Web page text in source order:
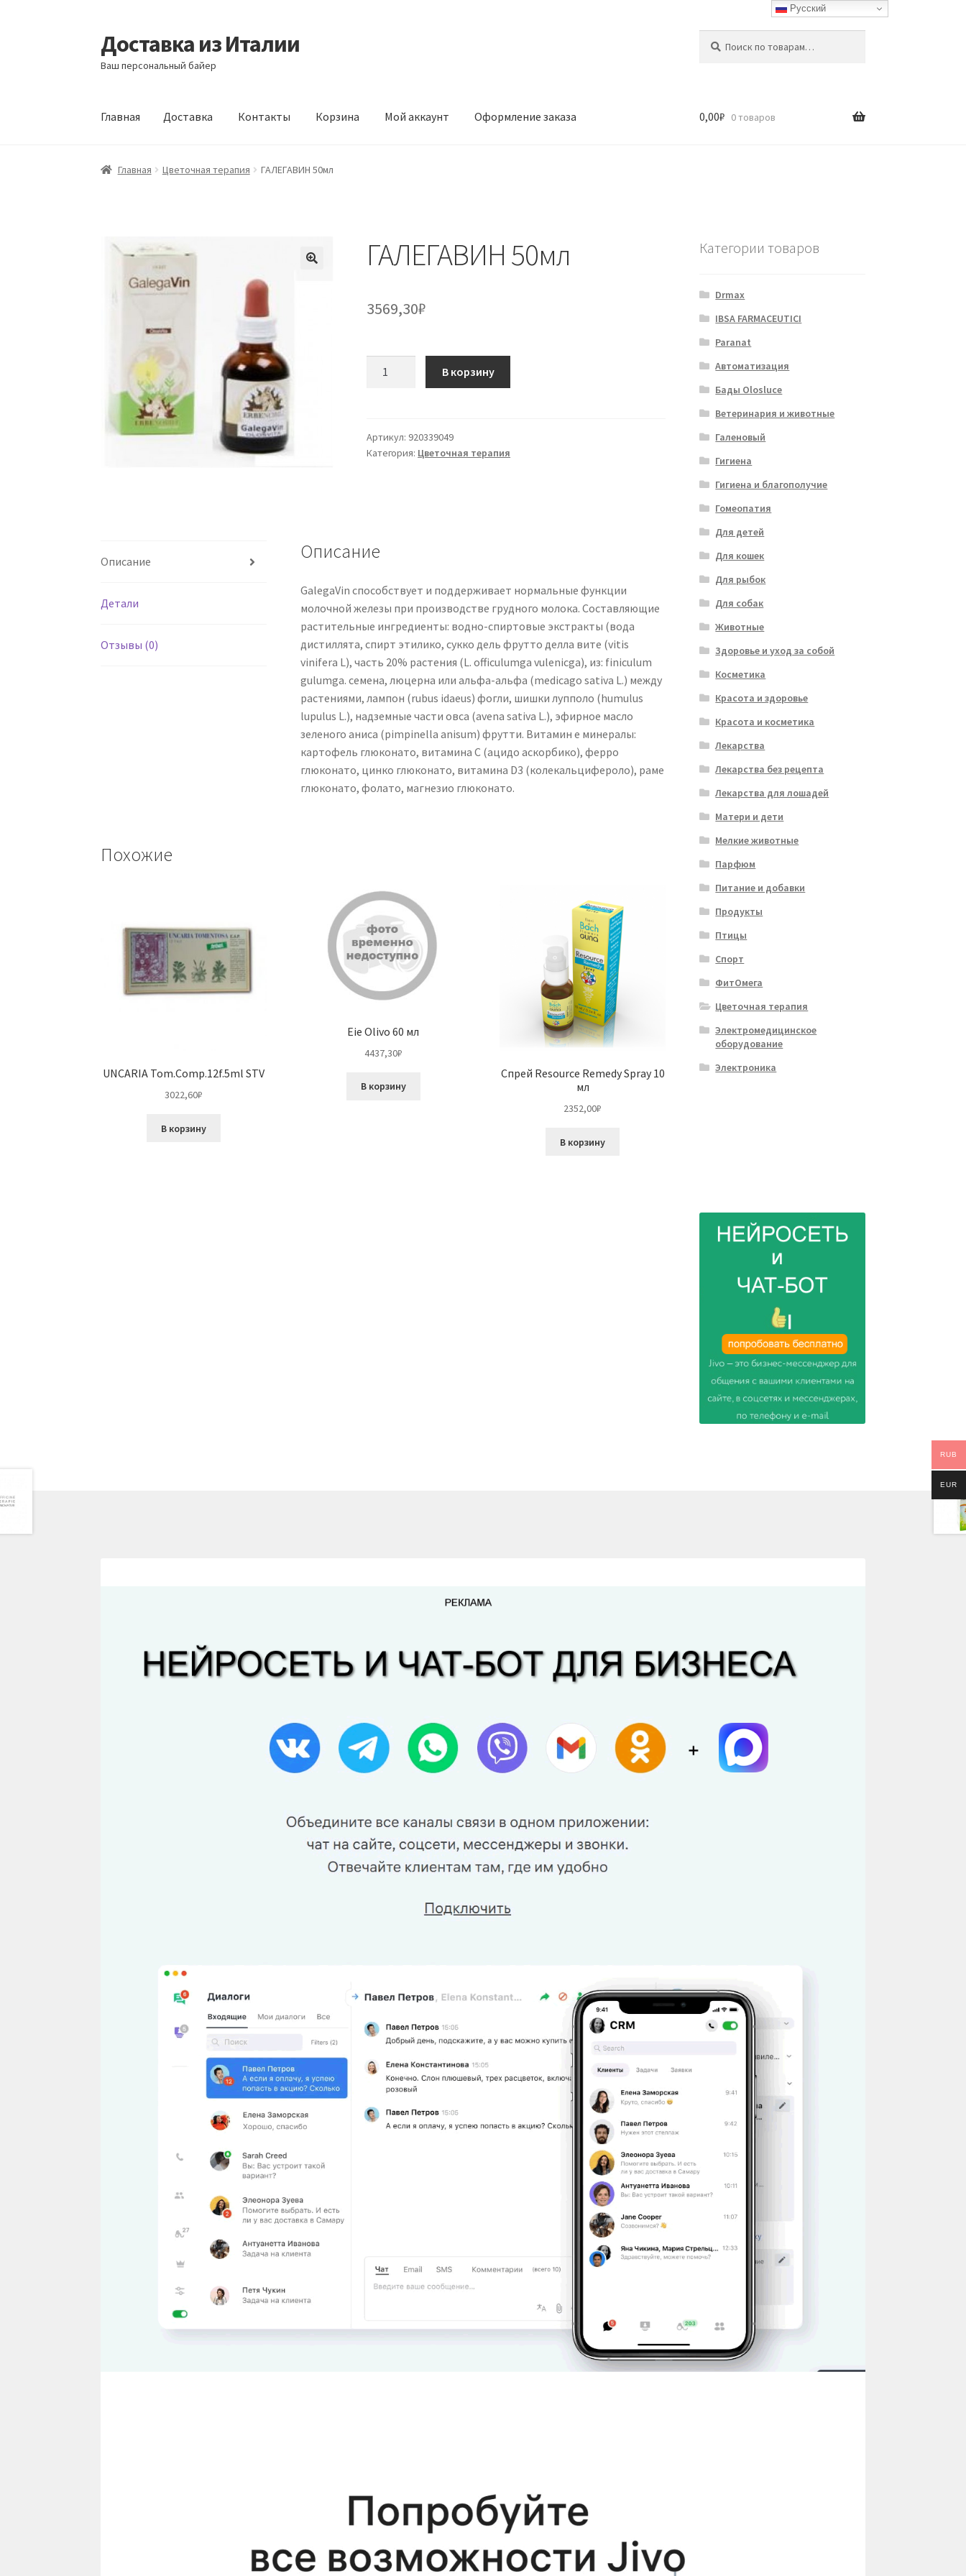
Перейти
к
навигации
Перейти
к
содержимому
Доставка из Италии
Ваш персональный байер
Главная Доставка Контакты Корзина Мой аккаунт Оформление заказа
Главная Доставка КорзинаМой аккаунт
0,00₽ 0 товаров
Главная Цветочная терапия ГАЛЕГАВИН 50мл
ГАЛЕГАВИН 50мл
3569,30₽
В корзину
Артикул: 920339049
Категория: Цветочная терапия
Описание
Детали
Отзывы (0)
Описание
GalegaVin способствует и поддерживает нормальные функции
молочной железы при производстве грудного молока. Составляющие
растительные ингредиенты: водно-спиртовые экстракты (вода
дистиллята, спирт этилико, сукко дель фрутто делла вите (vitis
vinifera L), часть 20% растения (L. officulumga vulenicga), из: finiculum
gulumga. семена, люцерна или альфа-альфа (medicago sativa L.) между
растениями, лампон (rubus idaeus) фогли, шишки лупполо (humulus
lupulus L.), надземные части овса (avena sativa L.), эфирное масло
зеленого аниса (pimpinella anisum) фрутти. Витамин е минералы:
картофель глюконато, витамина С (ацидо аскорбико), ферро
глюконато, цинко глюконато, витамина D3 (колекальцифероло), раме
глюконато, фолато, магнезио глюконато.
Похожие
UNCARIA Tom.Comp.12f.5ml STV
3022,60₽
В корзину
Eie Olivo 60 мл
4437,30₽
В корзину
Спрей Resource Remedy Spray 10
мл
2352,00₽
В корзину
Категории товаров
Drmax
IBSA FARMACEUTICI
Paranat
Автоматизация
Бады Olosluce
Ветеринария и животные
Галеновый
Гигиена
Гигиена и благополучие
Гомеопатия
Для детей
Для кошек
Для рыбок
Для собак
Животные
Здоровье и уход за собой
Косметика
Красота и здоровье
Красота и косметика
Лекарства
Лекарства без рецепта
Лекарства для лошадей
Матери и дети
Мелкие животные
Парфюм
Питание и добавки
Продукты
Птицы
Спорт
ФитОмега
Цветочная терапия
Электромедицинское
оборудование
Электроника
Русский
RUB
EUR